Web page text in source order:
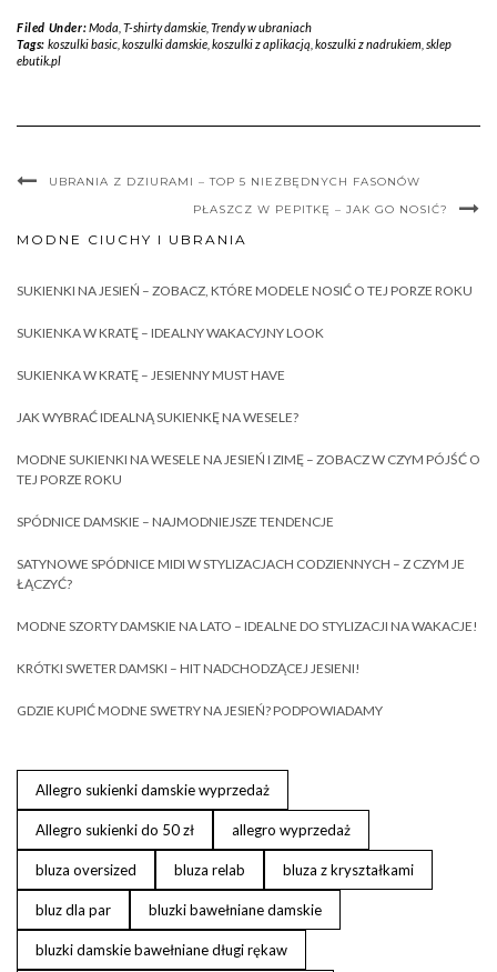
Filed Under:Moda T-shirty damskie, Trendy w ubraniach
Tags: koszulki basic, koszulki damskie, koszulki z aplikacją koszulki z nadrukiem sklep
ebutik.pl
UBRANIA Z DZIURAMI – TOP 5 NIEZBĘDNYCH FASONÓW
PŁASZCZ W PEPITKĘ – JAK GO NOSIĆ?
MODNE CIUCHY I UBRANIA
SUKIENKI NA JESIEŃ – ZOBACZ, KTÓRE MODELE NOSIĆ O TEJ PORZE ROKU
SUKIENKA W KRATĘ – IDEALNY WAKACYJNY LOOK
SUKIENKA W KRATĘ – JESIENNY MUST HAVE
JAK WYBRAĆ IDEALNĄ SUKIENKĘ NA WESELE?
MODNE SUKIENKI NA WESELE NA JESIEŃ I ZIMĘ – ZOBACZ W CZYM PÓJŚĆ O
TEJ PORZE ROKU
SPÓDNICE DAMSKIE – NAJMODNIEJSZE TENDENCJE
SATYNOWE SPÓDNICE MIDI W STYLIZACJACH CODZIENNYCH – Z CZYM JE
ŁĄCZYĆ?
MODNE SZORTY DAMSKIE NA LATO – IDEALNE DO STYLIZACJI NA WAKACJE!
KRÓTKI SWETER DAMSKI – HIT NADCHODZĄCEJ JESIENI!
GDZIE KUPIĆ MODNE SWETRY NA JESIEŃ? PODPOWIADAMY
Allegro sukienki damskie wyprzedaż
Allegro sukienki do 50 zł allegro wyprzedaż
bluza oversized bluza relab bluza z kryształkami
bluz dla par bluzki bawełniane damskie
bluzki damskie bawełniane długi rękaw